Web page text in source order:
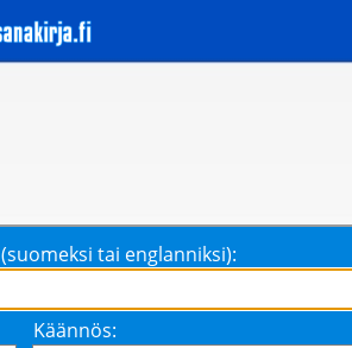
tai englanniksi):
Käännös: